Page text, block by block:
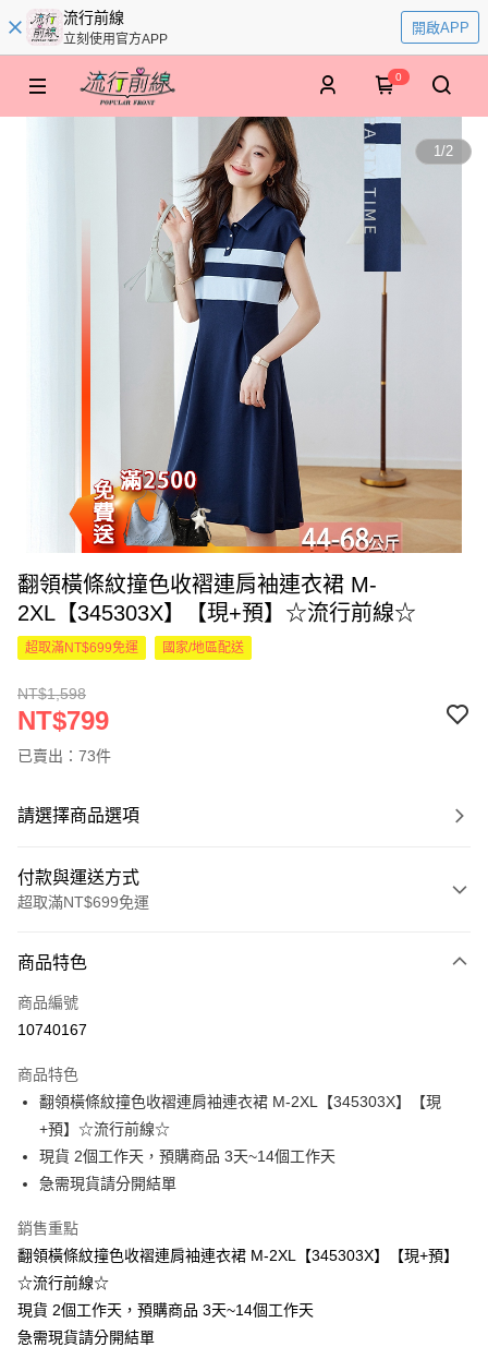
流行前線
立刻使用官方APP
開啟APP
0
1/2
翻領橫條紋撞色收褶連肩袖連衣裙 M-
2XL【345303X】【現+預】☆流行前線☆
超取滿NT$699免運 國家/地區配送
NT$1,598
NT$799
已賣出：73件
請選擇商品選項
付款與運送方式
超取滿NT$699免運
信用卡一次付款
超商取貨付款
Apple Pay
街口支付
悠遊付
Google Pay
全支付
大哥付你分期
商品特色
商品編號
10740167
商品特色
翻領橫條紋撞色收褶連肩袖連衣裙 M-2XL【345303X】【現
+預】☆流行前線☆
現貨 2個工作天，預購商品 3天~14個工作天
急需現貨請分開結單
銷售重點
翻領橫條紋撞色收褶連肩袖連衣裙 M-2XL【345303X】【現+預】
☆流行前線☆
現貨 2個工作天，預購商品 3天~14個工作天
急需現貨請分開結單